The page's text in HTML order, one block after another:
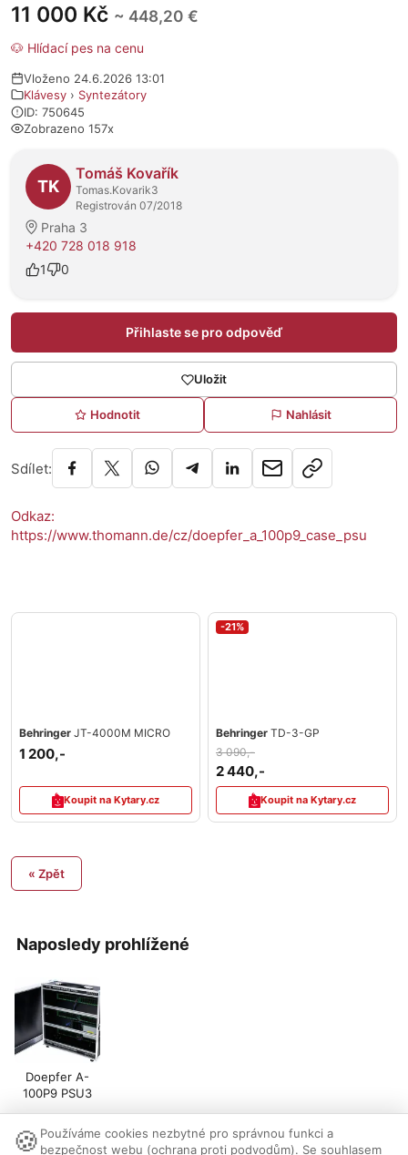
Naposledy prohlížené
Doepfer A-
100P9 PSU3
11 000 Kč ~ 448,20 €
🐶 Hlídací pes na cenu
Vloženo 24.6.2026 13:01
Klávesy › Syntezátory
ID: 750645
Zobrazeno 157x
O prodejci
TK
Tomáš Kovařík
Tomas.Kovarik3
Registrován 07/2018
Praha 3
+420 728 018 918
1
0
Přihlaste se pro odpověď
Uložit
Hodnotit Nahlásit
Sdílet:
Odkaz:
https://www.thomann.de/cz/doepfer_a_100p9_case_psu
Behringer JT-4000M MICRO
1 200,-
Koupit na Kytary.cz
-21%
Behringer TD-3-GP
3 090,-
2 440,-
Koupit na Kytary.cz
« Zpět
Nastavení cookies | Vzhled:světlý tmavý | Kontakt
🍪 Používáme cookies nezbytné pro správnou funkci a
bezpečnost webu (ochrana proti podvodům). Se souhlasem